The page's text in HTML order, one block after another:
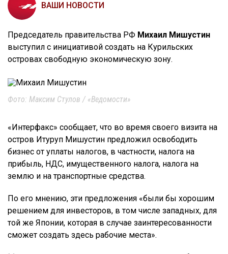
ВАШИ НОВОСТИ
Председатель правительства РФ Михаил Мишустин
выступил с инициативой создать на Курильских
островах свободную экономическую зону.
Фото: Максим Стулов / «Ведомости»
«Интерфакс» сообщает, что во время своего визита на
остров Итуруп Мишустин предложил освободить
бизнес от уплаты налогов, в частности, налога на
прибыль, НДС, имущественного налога, налога на
землю и на транспортные средства.
По его мнению, эти предложения «были бы хорошим
решением для инвесторов, в том числе западных, для
той же Японии, которая в случае заинтересованности
сможет создать здесь рабочие места».